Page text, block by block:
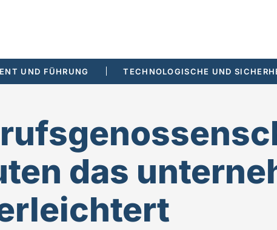
UND FÜHRUNG TECHNOLOGISCHE UND
das